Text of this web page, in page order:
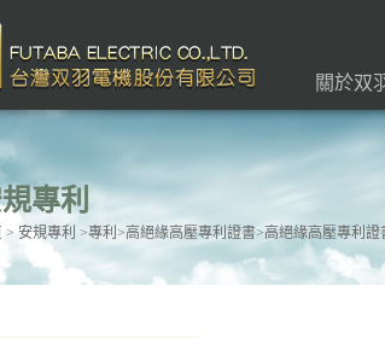
關於双
專利
> 安規專利 >專利>高絕緣高壓專利證書>高絕緣高壓專利證